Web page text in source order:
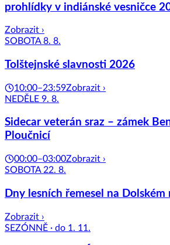
prohlídky v indiánské vesničce
Zobrazit ›
SOBOTA 8. 8.
Tolštejnské slavnosti 2026
10:00–23:59Zobrazit ›
NEDĚLE 9. 8.
Sidecar veterán sraz – zámek
Ploučnicí
00:00–03:00Zobrazit ›
SOBOTA 22. 8.
Dny lesních řemesel na
Zobrazit ›
SEZÓNNĚ · do 1. 11.